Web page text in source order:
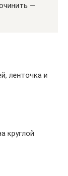
—
ленточка и
круглой